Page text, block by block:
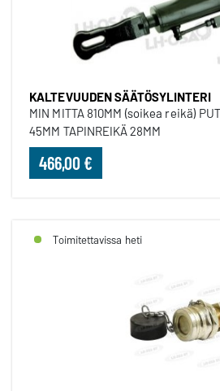
KALTEVUUDEN SÄÄTÖSYLINTERI
MIN MITTA 810MM (soikea reikä)
45MM TAPINREIKÄ 28MM
466,00 €
Toimitettavissa heti